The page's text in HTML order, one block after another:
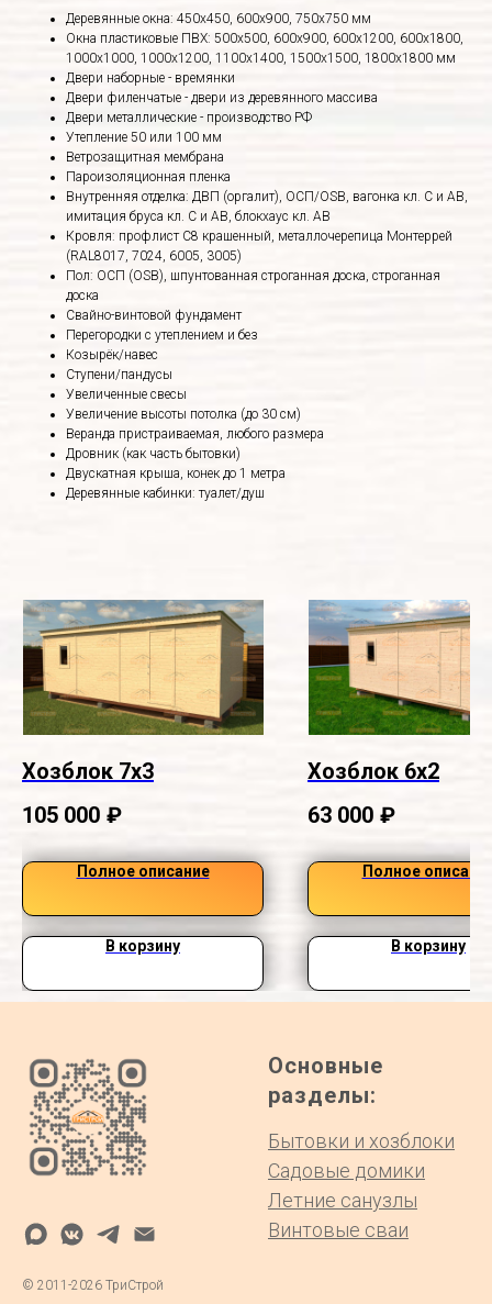
Деревянные окна: 450х450, 600х900, 750х750 мм
Окна пластиковые ПВХ: 500х500, 600х900, 600х1200, 600х1800,
1000х1000, 1000х1200, 1100х1400, 1500х1500, 1800х1800 мм
Двери наборные - времянки
Двери филенчатые - двери из деревянного массива
Двери металлические - производство РФ
Утепление 50 или 100 мм
Ветрозащитная мембрана
Пароизоляционная пленка
Внутренняя отделка: ДВП (оргалит), ОСП/OSB, вагонка кл. С и АВ,
имитация бруса кл. С и АВ, блокхаус кл. АВ
Кровля: профлист С8 крашенный, металлочерепица Монтеррей
(RAL8017, 7024, 6005, 3005)
Пол: ОСП (OSB), шпунтованная строганная доска, строганная
доска
Свайно-винтовой фундамент
Перегородки с утеплением и без
Козырёк/навес
Ступени/пандусы
Увеличенные свесы
Увеличение высоты потолка (до 30 см)
Веранда пристраиваемая, любого размера
Дровник (как часть бытовки)
Двускатная крыша, конек до 1 метра
Деревянные кабинки: туалет/душ
Хозблок 7х3
105 000 ₽
Полное описание
В корзину
Хозблок 6х2
63 000 ₽
Полное
В корзину
© 2011-2026 ТриСтрой
Основные
разделы:
Бытовки и хозблоки
Садовые домики
Летние санузлы
Винтовые сваи